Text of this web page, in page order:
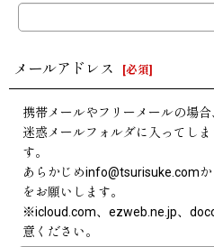
メールアドレス [必須]
携帯メールやフリーメールの場
迷惑メールフォルダに入ってし
す。
あらかじめinfo@tsurisuke.com
をお願いします。
※icloud.com、ezweb.ne.jp、
意ください。